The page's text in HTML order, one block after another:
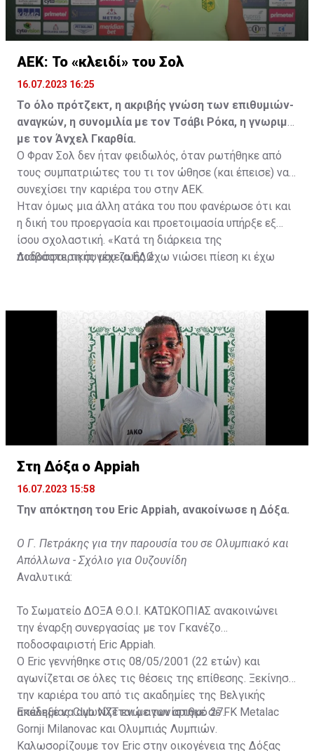
ΑΕΚ: Το «κλειδί» του Σολ
16.07.2023 16:25
Το όλο πρότζεκτ, η ακριβής γνώση των επιθυμιών-
αναγκών, η συνομιλία με τον Τσάβι Ρόκα, η γνωριμία
με τον Άνχελ Γκαρθία.
Ο Φραν Σολ δεν ήταν φειδωλός, όταν ρωτήθηκε από
τους συμπατριώτες του τι τον ώθησε (και έπεισε) να
συνεχίσει την καριέρα του στην ΑΕΚ.
Ήταν όμως μια άλλη ατάκα του που φανέρωσε ότι και
η δική του προεργασία και προετοιμασία υπήρξε εξ
ίσου σχολαστική. «Κατά τη διάρκεια της
ποδοσφαιρικής μου ζωής έχω νιώσει πίεση κι έχω
Διαβάστε τη συνέχειαΕΔΩ
Στη Δόξα ο Appiah
16.07.2023 15:58
Την απόκτηση του Eric Appiah, ανακοίνωσε η Δόξα.
Ο Γ. Πετράκης για την παρουσία του σε Ολυμπιακό και
Απόλλωνα - Σχόλιο για Ουζουνίδη
Αναλυτικά:
Το Σωματείο ΔΟΞΑ Θ.Ο.Ι. ΚΑΤΩΚΟΠΙΑΣ ανακοινώνει
την έναρξη συνεργασίας με τον Γκανέζο
ποδοσφαιριστή Eric Appiah.
Ο Eric γεννήθηκε στις 08/05/2001 (22 ετών) και
αγωνίζεται σε όλες τις θέσεις της επίθεσης. Ξεκίνησε
την καριέρα του από τις ακαδημίες της Βελγικής
ακαδημίας Club NXT ενώ αγωνίστηκε σε FK Metalac
Gornji Milanovac και Ολυμπιάς Λυμπιών.
Επέλεξε να αγωνίζεται με τον αριθμό 27.
Καλωσορίζουμε τον Eric στην οικογένεια της Δόξας